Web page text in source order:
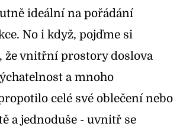
ideální na pořádání
No i když, pojďme si
že vnitřní prostory doslova
a mnoho
celé své oblečení nebo
a jednoduše - uvnitř se